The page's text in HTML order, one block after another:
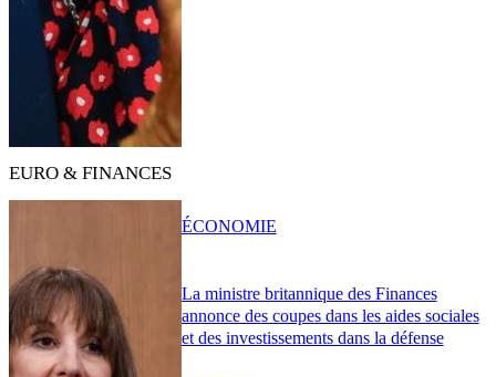
EURO & FINANCES
La ministre britannique des Finances
annonce des coupes dans les aides sociales
et des investissements dans la défense
ÉCONOMIE